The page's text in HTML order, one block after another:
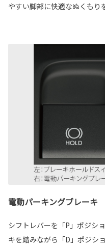
やすい脚部に快適なぬくもり
電動パーキングブレーキ
シフトレバーを「P」ポジシ
キを踏みながら「D」ポジシ